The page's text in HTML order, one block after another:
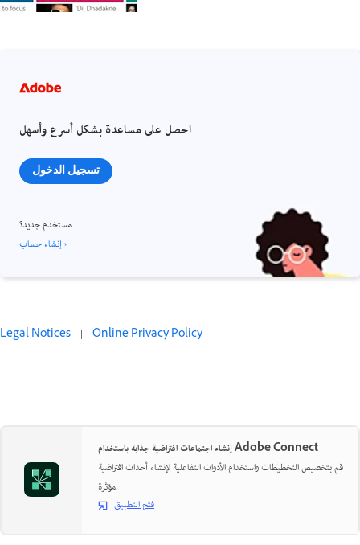
احصل على مساعدة بشكل أسرع وأسهل
تسجيل الدخول
مستخدم جديد؟
إنشاء حساب ›
Legal Notices | Online Privacy Policy
إنشاء اجتماعات افتراضية جذابة باستخدام Adobe Connect
قم بتخصيص التخطيطات واستخدام الأدوات التفاعلية لإنشاء أحداث افتراضية
مؤثرة.
فتح التطبيق